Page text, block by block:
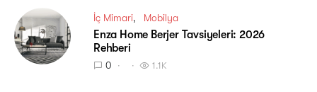
İç Mimari Mobilya
Enza Home Berjer Tavsiyeleri: 2026
Rehberi
0 1.1K